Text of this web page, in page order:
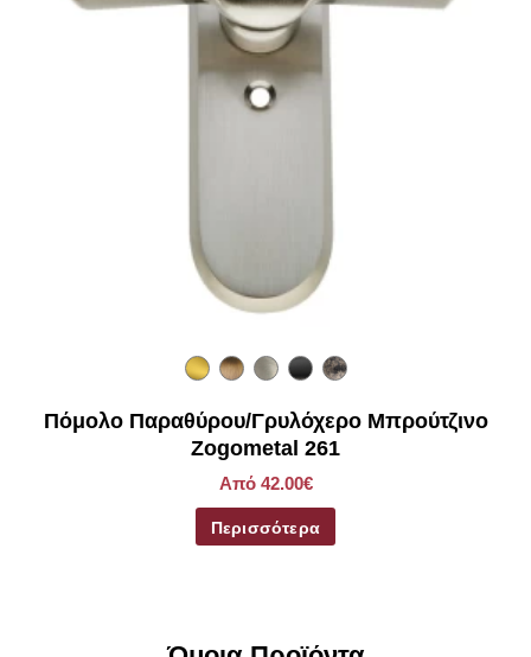
Πόμολο Παραθύρου/Γρυλόχερο Μπρούτζινο
Zogometal 261
Από 42.00€
Περισσότερα